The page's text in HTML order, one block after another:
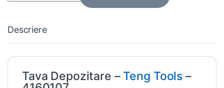
Descriere
Tava Depozitare – Teng Tools –